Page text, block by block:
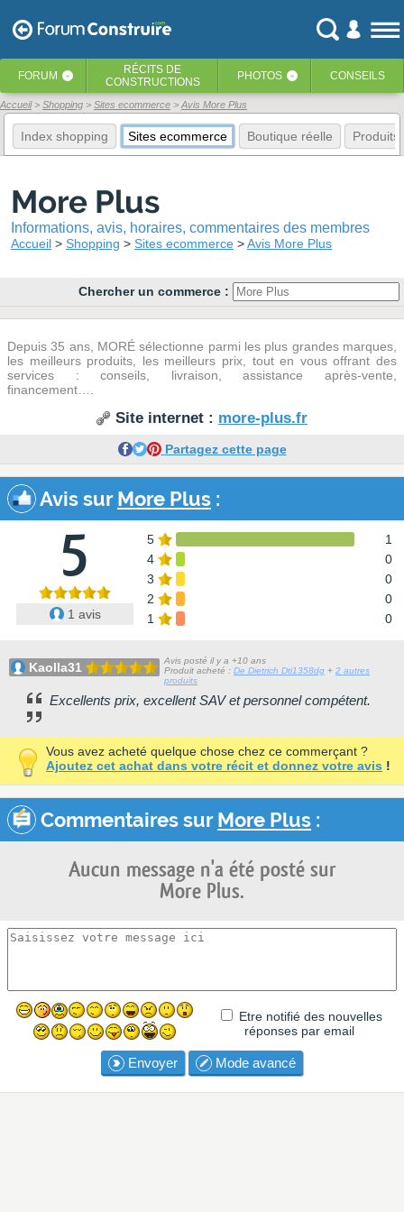
FORUM ‹ RÉCITS DE
CONSTRUCTIONS
PHOTOS ‹ CONSEILS
Accueil Shopping Sites ecommerce Avis More Plus
Index shopping Sites ecommerce Boutique réelle Produits
More Plus
Informations, avis, horaires, commentaires des membres
Accueil Shopping Sites ecommerce Avis More Plus
Chercher un commerce :
Depuis 35 ans, MORÉ sélectionne parmi les plus grandes marques,
les meilleurs produits, les meilleurs prix, tout en vous offrant des
services : conseils, livraison, assistance après-vente,
financement….
Site internet : more-plus.fr
Partagez cette page
Avis surMore Plus :
5
1 avis
5
1
4
0
3
0
2
0
1
0
Kaolla31
Avis posté il y a +10 ans
Produit acheté : De Dietrich Dti1358dg + 2 autres
produits
Excellents prix, excellent SAV et personnel compétent.
Vous avez acheté quelque chose chez ce commerçant ?
Ajoutez cet achat dans votre récit et donnez votre avis !
Commentaires surMore Plus :
Aucun message n'a été posté sur
More Plus.
Etre notifié des nouvelles
réponses par email
Envoyer Mode avancé